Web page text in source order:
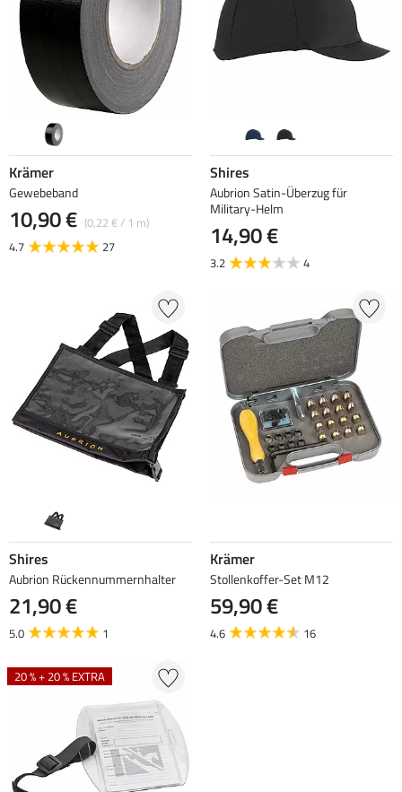
Krämer
Gewebeband
10,90 € (0,22 € / 1 m)
4.7
27
Shires
Aubrion Satin-Überzug für
Military-Helm
14,90 €
3.2 4
Shires
Aubrion Rückennummernhalter
21,90 €
5.0 1
Krämer
Stollenkoffer-Set M12
59,90 €
4.6 16
20 % + 20 % EXTRA